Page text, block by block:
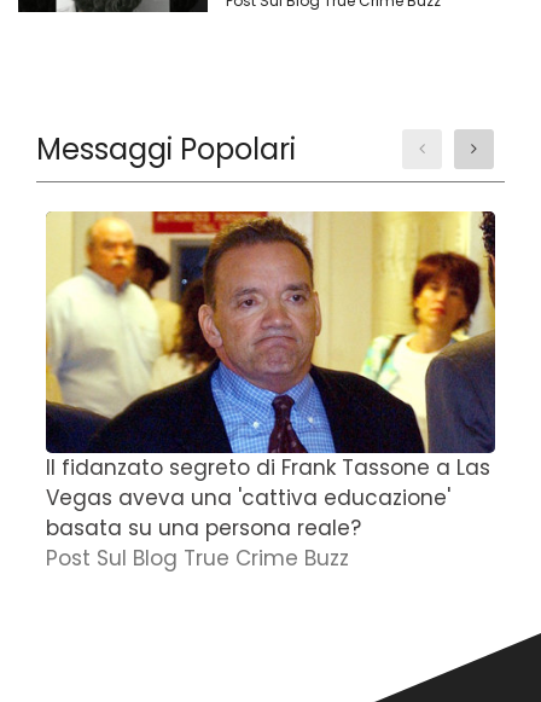
Messaggi Popolari
Il fidanzato segreto di Frank Tassone a Las
Vegas aveva una 'cattiva educazione'
basata su una persona reale?
Post Sul Blog True Crime Buzz